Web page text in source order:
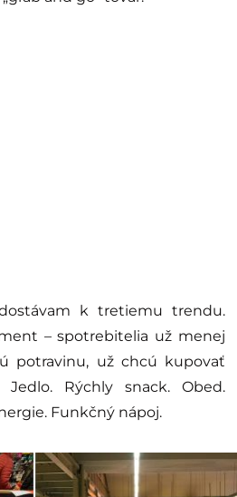
k tretiemu trendu.
– spotrebitelia už menej
potravinu, už chcú kupovať
Rýchly snack. Obed.
Funkčný nápoj.